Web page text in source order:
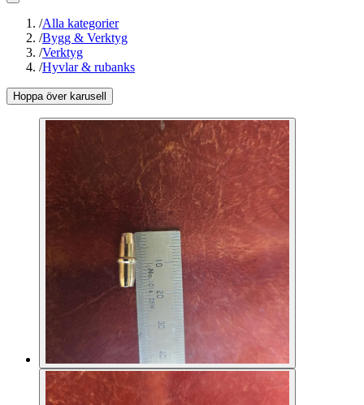
/Alla kategorier
/Bygg & Verktyg
/Verktyg
/Hyvlar & rubanks
Hoppa över karusell